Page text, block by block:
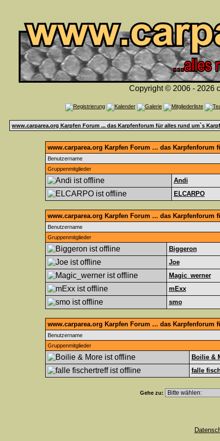
Copyright © 2006 - 2026
www.carparea.org Karpfen Forum ... das Karpfenforum für alles rund um`s
www.carparea.org Karpfen Forum ... das
Benutzername
Gruppenmitglieder
Andi
ELCARPO
www.carparea.org Karpfen Forum ... das Karpfenforum
Benutzername
Gruppenmitglieder
Biggeron
Joe
Magic_werner
mExx
smo
www.carparea.org Karpfen Forum ... das Karpfenforum
Benutzername
Gruppenmitglieder
Boilie &
falle
Gehe zu: